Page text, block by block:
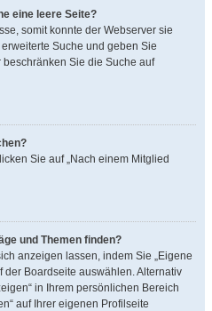
eine leere Seite?
somit konnte der Webserver sie
Suche und geben Sie
Sie die Suche auf
Sie auf „Nach einem Mitglied
und Themen finden?
anzeigen lassen, indem Sie „Eigene
der Boardseite auswählen. Alternativ
in Ihrem persönlichen Bereich
auf Ihrer eigenen Profilseite